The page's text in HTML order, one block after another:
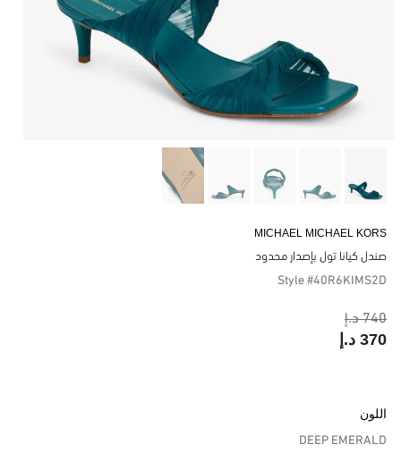
MICHAEL MICHAEL KORS
صندل كيانا تول بإصدار محدود
Style #40R6KIMS2D
740 د.إ
370 د.إ
اللون
DEEP EMERALD